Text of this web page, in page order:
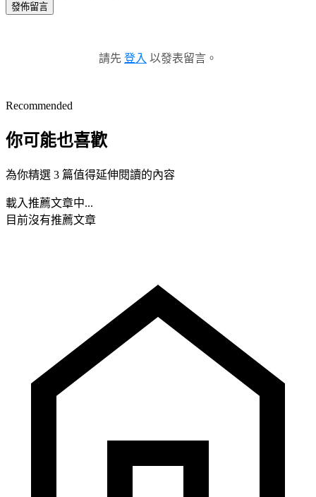
發佈留言
請先 登入 以發表留言。
Recommended
你可能也喜歡
為你精選 3 篇值得延伸閱讀的內容
載入推薦文章中...
目前沒有推薦文章